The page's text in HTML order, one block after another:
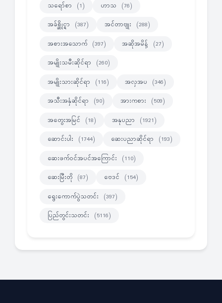
သရော်စာ (1) ဟာသ (76)
အခ်စ္ဆိုင္ရာ (387) အင်တာဗျုး (288)
အစားအသောက် (397) အဆိုအမိန့် (27)
အမျိုးသမီးဆိုင်ရာ (260)
အမျိုးသားဆိုင်ရာ (116) အလှအပ (346)
အသီးအနှံဆိုင်ရာ (90) အားကစား (509)
အတွေးအမြင် (18) အနုပညာ (1921)
ဆောင်းပါး (1744) ဆေးပညာဆိုင်ရာ (193)
ဆေးဖက်ဝင်အပင်အကြောင်း (110)
ဆေးမြီးတို (87) ဗေဒင် (154)
ရွေးကောက်ပွဲသတင်း (397)
ပြည်တွင်းသတင်း (5116)